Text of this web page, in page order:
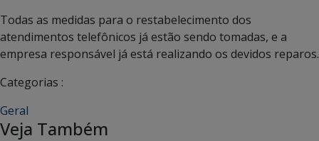
Todas as medidas para o restabelecimento dos
atendimentos telefônicos já estão sendo tomadas, e a
empresa responsável já está realizando os devidos reparos.
Categorias :
Geral
Veja Também